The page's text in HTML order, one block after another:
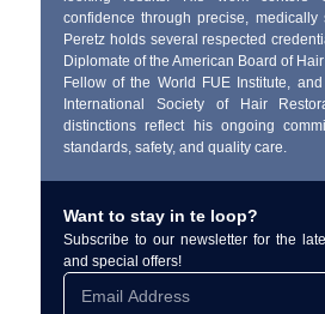
confidence through precise, medically
Peretz holds several respected
Diplomate of the American Board of
Fellow of the World FUE Institute,
International Society of Hair
distinctions reflect his ongoing
standards, safety, and quality care.
Want to stay in te loop?
Subscribe to our newsletter for the
and special offers!